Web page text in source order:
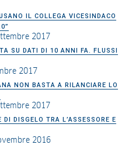
IL COLLEGA VICESINDACO
2017
SU DATI DI 10 ANNI FA. FLUSSI
2017
NON BASTA A RILANCIARE LO
2017
DISGELO TRA L’ASSESSORE E
2016